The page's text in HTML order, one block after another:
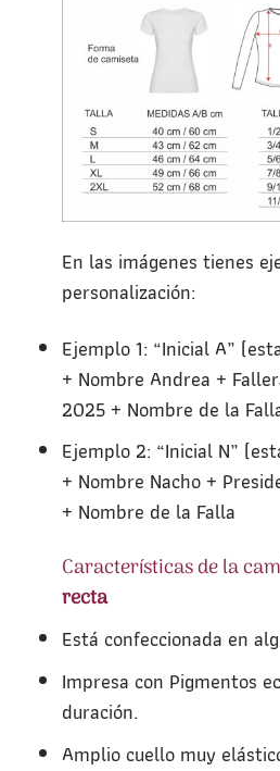
En las imágenes tienes
personalización:
Ejemplo 1: “Inicial A”
+ Nombre Andrea +
2025 + Nombre de la
Ejemplo 2: “Inicial N”
+ Nombre Nacho +
+ Nombre de la Falla
Características de la
recta
Está confeccionada en
Impresa con Pigmentos
duración.
Amplio cuello muy